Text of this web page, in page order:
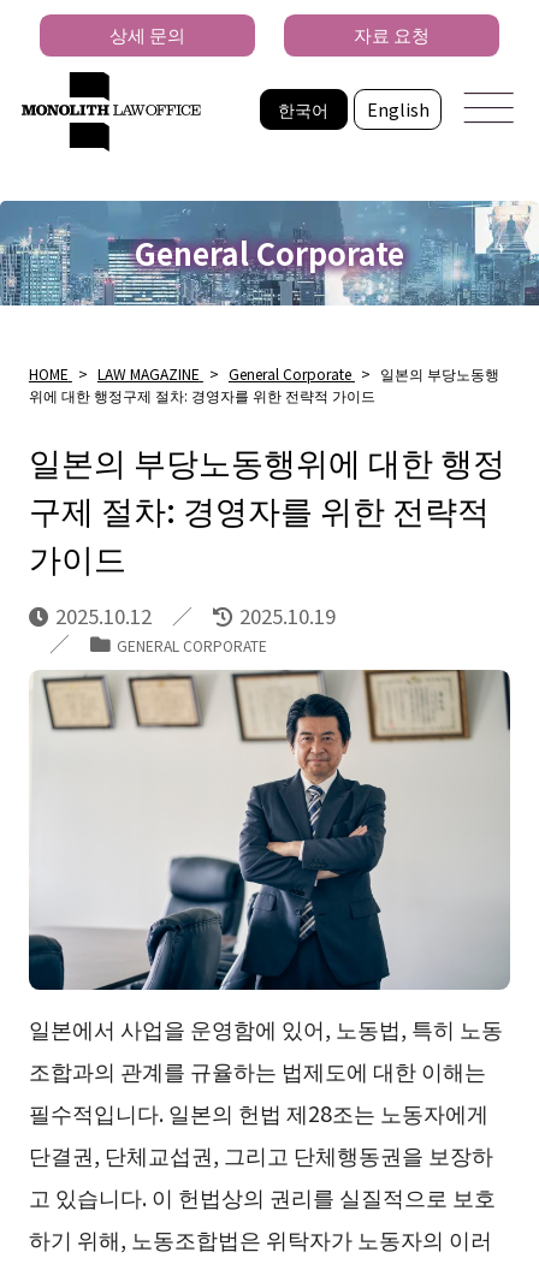
한국어 English
상세 문의 자료 요청
General Corporate
HOME > LAW MAGAZINE > General Corporate > 일본의 부당노동행
위에 대한 행정구제 절차: 경영자를 위한 전략적 가이드
일본의 부당노동행위에 대한 행정
구제 절차: 경영자를 위한 전략적
가이드
2025.10.12 2025.10.19
GENERAL CORPORATE
일본에서 사업을 운영함에 있어, 노동법, 특히 노동
조합과의 관계를 규율하는 법제도에 대한 이해는
필수적입니다. 일본의 헌법 제28조는 노동자에게
단결권, 단체교섭권, 그리고 단체행동권을 보장하
고 있습니다. 이 헌법상의 권리를 실질적으로 보호
하기 위해, 노동조합법은 위탁자가 노동자의 이러